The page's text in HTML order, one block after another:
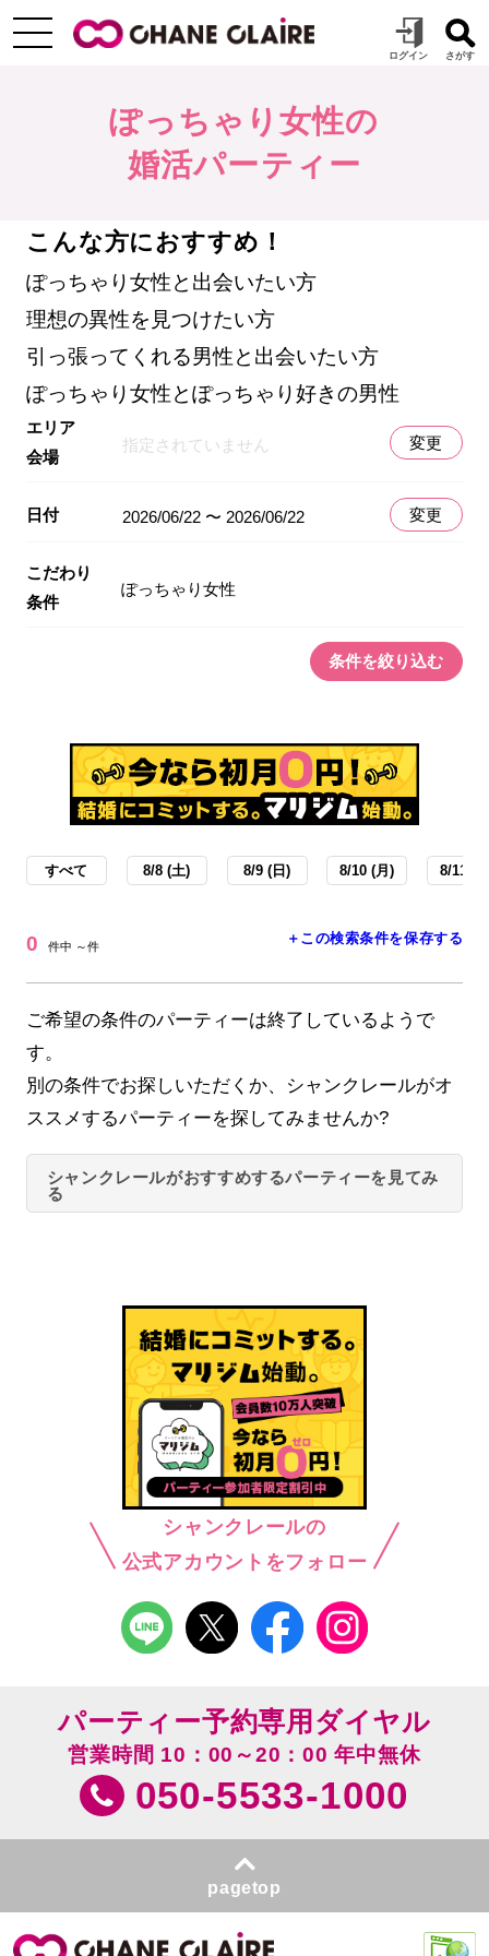
ぽっちゃり女性の
婚活パーティー
こんな方におすすめ！
ぽっちゃり女性と出会いたい方
理想の異性を見つけたい方
引っ張ってくれる男性と出会いたい方
ぽっちゃり女性とぽっちゃり好きの男性
エリア
会場
指定されていません 変更
日付 2026/06/22 〜 2026/06/22 変更
こだわり
条件
ぽっちゃり女性
条件を絞り込む
すべて 8/8 (土) 8/9 (日) 8/10 (月) 8/11 (
0 件中 ～件 ＋この検索条件を保存する
ご希望の条件のパーティーは終了しているようで
す。
別の条件でお探しいただくか、シャンクレールがオ
ススメするパーティーを探してみませんか?
シャンクレールがおすすめするパーティーを見てみ
る
シャンクレールの
公式アカウントをフォロー
パーティー予約専用ダイヤル
営業時間 10：00～20：00 年中無休
050-5533-1000
pagetop